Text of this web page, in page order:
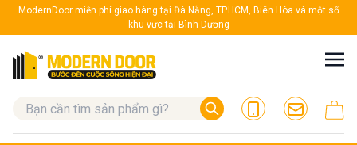
ModernDoor miễn phí giao hàng tại Đà Nẵng, TP.HCM, Biên Hòa và một số
khu vực tại Bình Dương